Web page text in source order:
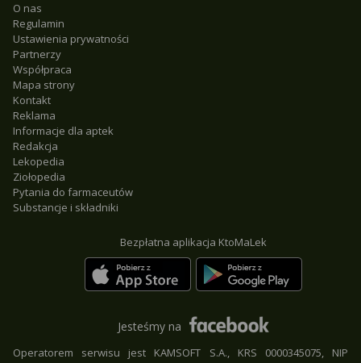
O nas
Regulamin
Ustawienia prywatności
Partnerzy
Współpraca
Mapa strony
Kontakt
Reklama
Informacje dla aptek
Redakcja
Lekopedia
Ziołopedia
Pytania do farmaceutów
Substancje i składniki
Bezpłatna aplikacja KtoMaLek
Jesteśmy na
Operatorem serwisu jest KAMSOFT S.A., KRS 0000345075, NIP